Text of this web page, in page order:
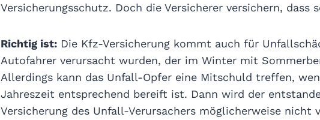
Versicherungsschutz. Doch die Versicherer versichern, dass
Richtig ist: Die Kfz-Versicherung kommt auch für
Autofahrer verursacht wurden, der im Winter mit
Allerdings kann das Unfall-Opfer eine Mitschuld treffen,
Jahreszeit entsprechend bereift ist. Dann wird der
Versicherung des Unfall-Verursachers möglicherweise nicht